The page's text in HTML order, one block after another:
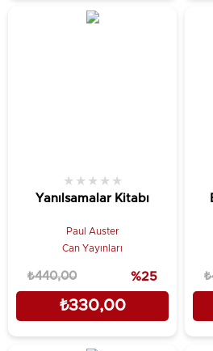
Yanılsamalar Kitabı
★ ★ ★ ★ ★
Paul Auster
Can Yayınları
₺330,00
₺440,00 %25